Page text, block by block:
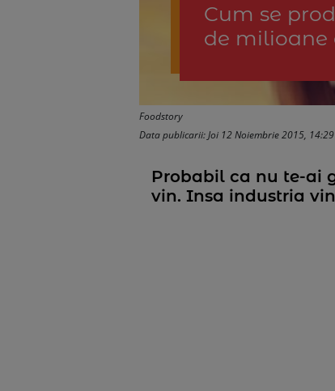
Cum se
de milioane
Foodstory
Data publicarii: Joi 12 Noiembrie 2015, 14:29
Probabil ca nu te-ai
vin. Insa industria